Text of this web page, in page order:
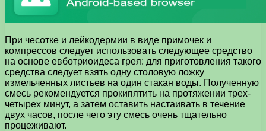
При чесотке и лейкодермии в виде примочек и
компрессов следует использовать следующее средство
на основе евботриоидеса грея: для приготовления такого
средства следует взять одну столовую ложку
измельченных листьев на один стакан воды. Полученную
смесь рекомендуется прокипятить на протяжении трех-
четырех минут, а затем оставить настаивать в течение
двух часов, после чего эту смесь очень тщательно
процеживают.